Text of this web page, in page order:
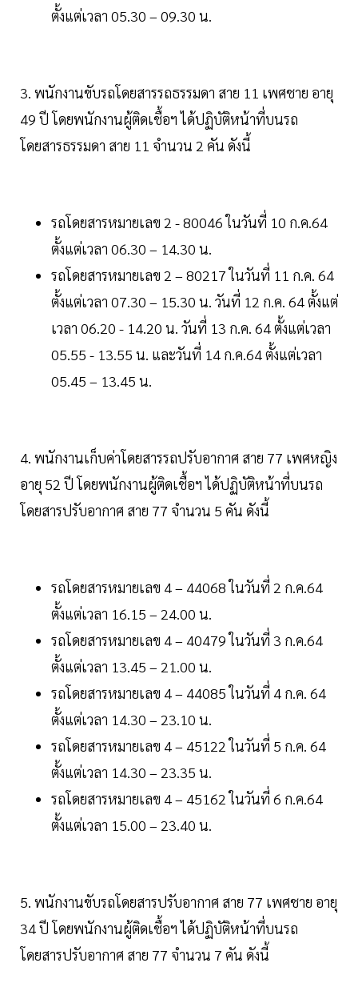
ตั้งแต่เวลา 05.30 – 09.30 น.
3. พนักงานขับรถโดยสารรถธรรมดา สาย 11 เพศชาย อายุ
49 ปี โดยพนักงานผู้ติดเชื้อฯ ได้ปฏิบัติหน้าที่บนรถ
โดยสารธรรมดา สาย 11 จำนวน 2 คัน ดังนี้
รถโดยสารหมายเลข 2 - 80046 ในวันที่ 10 ก.ค.64
ตั้งแต่เวลา 06.30 – 14.30 น.
รถโดยสารหมายเลข 2 – 80217 ในวันที่ 11 ก.ค. 64
ตั้งแต่เวลา 07.30 – 15.30 น. วันที่ 12 ก.ค. 64 ตั้งแต่
เวลา 06.20 - 14.20 น. วันที่ 13 ก.ค. 64 ตั้งแต่เวลา
05.55 - 13.55 น. และวันที่ 14 ก.ค.64 ตั้งแต่เวลา
05.45 – 13.45 น.
4. พนักงานเก็บค่าโดยสารรถปรับอากาศ สาย 77 เพศหญิง
อายุ 52 ปี โดยพนักงานผู้ติดเชื้อฯ ได้ปฏิบัติหน้าที่บนรถ
โดยสารปรับอากาศ สาย 77 จำนวน 5 คัน ดังนี้
รถโดยสารหมายเลข 4 – 44068 ในวันที่ 2 ก.ค.64
ตั้งแต่เวลา 16.15 – 24.00 น.
รถโดยสารหมายเลข 4 – 40479 ในวันที่ 3 ก.ค.64
ตั้งแต่เวลา 13.45 – 21.00 น.
รถโดยสารหมายเลข 4 – 44085 ในวันที่ 4 ก.ค. 64
ตั้งแต่เวลา 14.30 – 23.10 น.
รถโดยสารหมายเลข 4 – 45122 ในวันที่ 5 ก.ค. 64
ตั้งแต่เวลา 14.30 – 23.35 น.
รถโดยสารหมายเลข 4 – 45162 ในวันที่ 6 ก.ค.64
ตั้งแต่เวลา 15.00 – 23.40 น.
5. พนักงานขับรถโดยสารปรับอากาศ สาย 77 เพศชาย อายุ
34 ปี โดยพนักงานผู้ติดเชื้อฯ ได้ปฏิบัติหน้าที่บนรถ
โดยสารปรับอากาศ สาย 77 จำนวน 7 คัน ดังนี้